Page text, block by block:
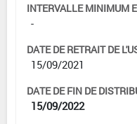
INTERVALLE MINIMUM
-
DATE DE RETRAIT DE
15/09/2021
DATE DE FIN DE
15/09/2022